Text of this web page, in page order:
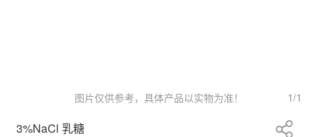
图片仅供参考，具体产品以实物为准！ 1/1
3%NaCl 乳糖